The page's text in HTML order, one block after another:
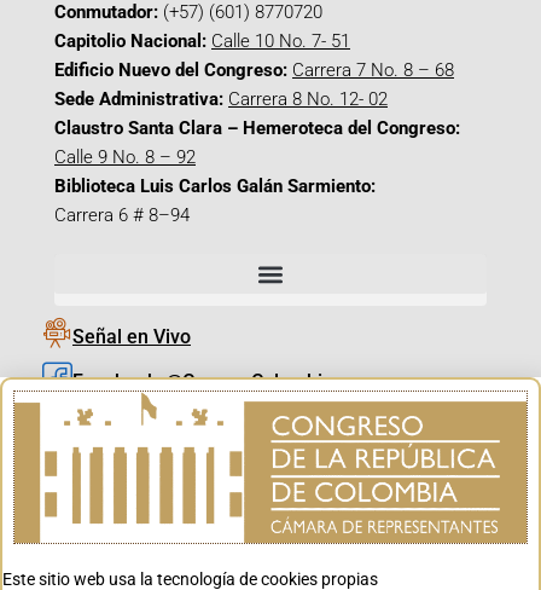
Conmutador: (+57) (601) 8770720
Capitolio Nacional: Calle 10 No. 7- 51
Edificio Nuevo del Congreso: Carrera 7 No. 8 – 68
Sede Administrativa: Carrera 8 No. 12- 02
Claustro Santa Clara – Hemeroteca del Congreso:
Calle 9 No. 8 – 92
Biblioteca Luis Carlos Galán Sarmiento:
Carrera 6 # 8–94
Señal en Vivo
Facebook_@CamaraColombia
Instagram_@CamaraColombia
X_@CamaraColombia
Youtube_@CamaraColombia
Este sitio web usa la tecnología de cookies propias